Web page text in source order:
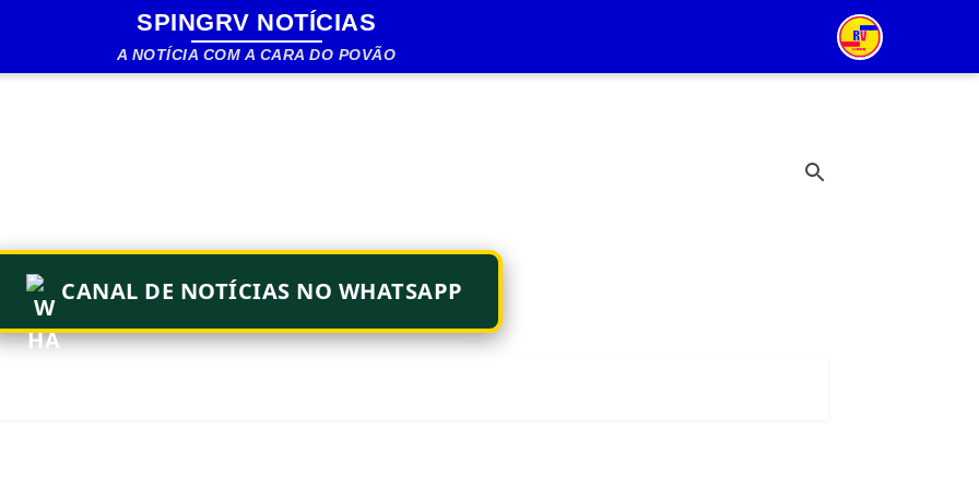
Pular para o conteúdo principal
SPINGRV NOTÍCIAS
A NOTÍCIA COM A CARA DO POVÃO
CANAL DE NOTÍCIAS NO WHATSAPP